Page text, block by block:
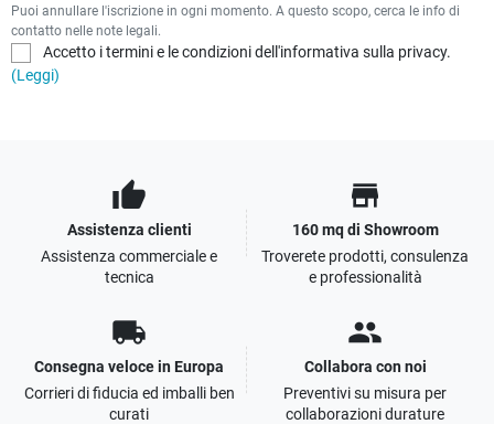
Puoi annullare l'iscrizione in ogni momento. A questo scopo, cerca le info di
contatto nelle note legali.
Accetto i termini e le condizioni dell'informativa sulla privacy.
(Leggi)
thumb_up
Assistenza clienti
Assistenza commerciale e
tecnica
store
160 mq di Showroom
Troverete prodotti, consulenza
e professionalità
local_shipping
Consegna veloce in Europa
Corrieri di fiducia ed imballi ben
curati
people
Collabora con noi
Preventivi su misura per
collaborazioni durature